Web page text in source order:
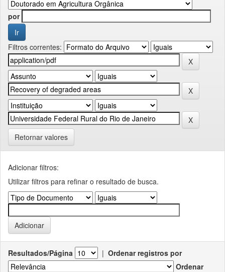
por
Filtros correntes:
Retornar valores
Adicionar filtros:
Utilizar filtros para refinar o resultado de busca.
Resultados/Página | Ordenar registros por
Ordenar